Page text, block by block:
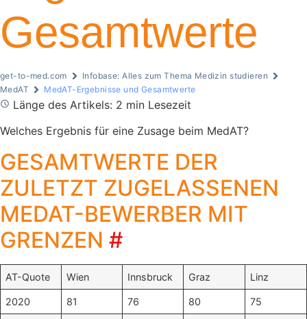
Gesamtwerte
get-to-med.com
Infobase: Alles zum Thema Medizin studieren
MedAT
MedAT-Ergebnisse und Gesamtwerte
Länge des Artikels: 2 min Lesezeit
Welches Ergebnis für eine Zusage beim MedAT?
GESAMTWERTE DER
ZULETZT ZUGELASSENEN
MEDAT-BEWERBER MIT
GRENZEN #
AT-Quote Wien Innsbruck Graz Linz
2020 81 76 80 75